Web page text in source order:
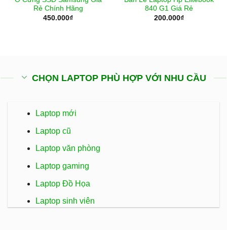
Rẻ Chính Hãng
450.000₫
840 G1 Giá Rẻ
200.000₫
CHỌN LAPTOP PHÙ HỢP VỚI NHU CẦU
Laptop mới
Laptop cũ
Laptop văn phòng
Laptop gaming
Laptop Đồ Họa
Laptop sinh viên